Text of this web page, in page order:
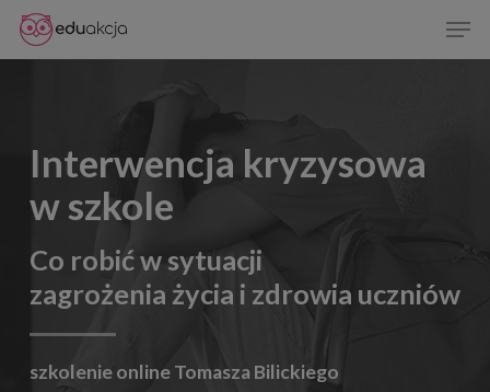
Skip
Interwencja kryzysowa
w szkole
Co robić w sytuacji
zagrożenia życia i zdrowia uczniów
szkolenie online Tomasza Bilickiego